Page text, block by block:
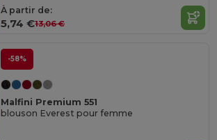
À partir de:
5,74 €13,06 €
-58%
Malfini Premium 551
blouson Everest pour femme